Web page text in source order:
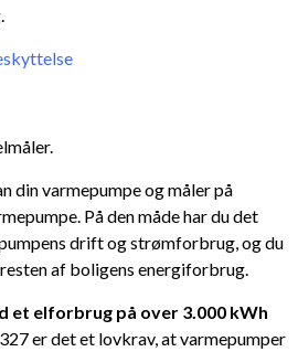
din varmepumpe og måler på
På den måde har du det
drift og strømforbrug, og du
af boligens energiforbrug.
et elforbrug på over 3.000 kWh
er det et lovkrav, at varmepumper